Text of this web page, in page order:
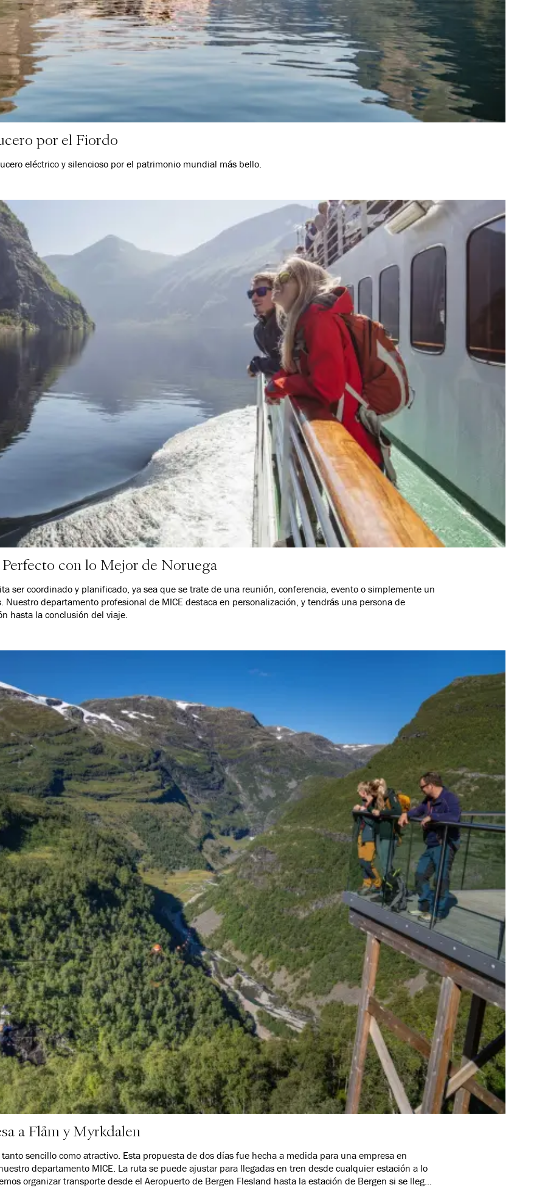
por el Fiordo
eléctrico y silencioso por el patrimonio mundial más bello.
con lo Mejor de Noruega
ser coordinado y planificado, ya sea que se trate de una reunión, conferencia, evento o simplemente un
departamento profesional de MICE destaca en personalización, y tendrás una persona de
hasta la conclusión del viaje.
a Flåm y Myrkdalen
sencillo como atractivo. Esta propuesta de dos días fue hecha a medida para una empresa en
departamento MICE. La ruta se puede ajustar para llegadas en tren desde cualquier estación a lo
organizar transporte desde el Aeropuerto de Bergen Flesland hasta la estación de Bergen si se llega